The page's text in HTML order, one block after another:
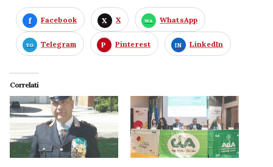
Facebook X WhatsApp
Telegram Pinterest LinkedIn
Correlati